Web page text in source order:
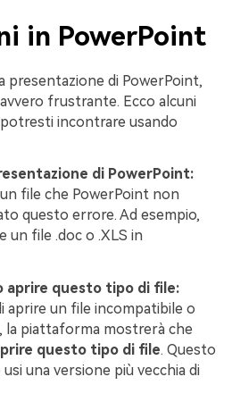
in PowerPoint
presentazione di PowerPoint,
frustrante. Ecco alcuni
incontrare usando
di PowerPoint:
file che PowerPoint non
questo errore. Ad esempio,
un file .doc o .XLS in
aprire questo tipo di file:
aprire un file incompatibile o
piattaforma mostrerà che
questo tipo di file. Questo
una versione più vecchia di